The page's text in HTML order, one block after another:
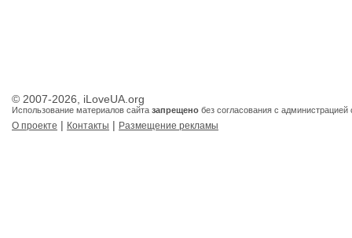
© 2007-2026, iLoveUA.org
Использование материалов сайта запрещено без согласования с администрацией
О проекте | Контакты | Размещение рекламы